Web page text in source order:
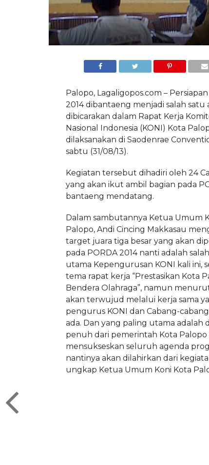
Palopo, Lagaligopos.com –
2014 dibantaeng menjadi salah satu
dibicarakan dalam Rapat Kerja
Nasional Indonesia (KONI) Kota
dilaksanakan di Saodenrae
sabtu (31/08/13).
Kegiatan tersebut dihadiri oleh 24
yang akan ikut ambil bagian pada
bantaeng mendatang.
Dalam sambutannya Ketua Umum
Palopo, Andi Cincing Makkasau
target juara tiga besar yang akan
pada PORDA 2014 nanti adalah
utama Kepengurusan KONI kali ini,
tema rapat kerja “Prestasikan Kota
Bendera Olahraga”, namun
akan terwujud melalui kerja sama
pengurus KONI dan Cabang-
ada. Dan yang paling utama adalah
penuh dari pemerintah Kota Palopo
mensukseskan seluruh agenda
nantinya akan dilahirkan dari
ungkap Ketua Umum Koni Kota